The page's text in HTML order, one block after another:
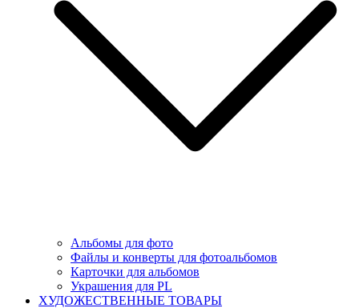
Альбомы для фото
Файлы и конверты для фотоальбомов
Карточки для альбомов
Украшения для PL
ХУДОЖЕСТВЕННЫЕ ТОВАРЫ